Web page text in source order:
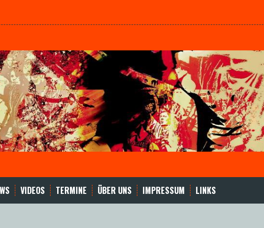
VIDEOS TERMINE ÜBER UNS IMPRESSUM LINKS